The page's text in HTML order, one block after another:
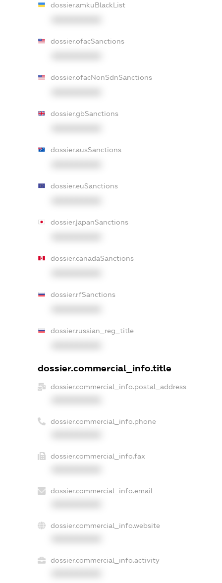
dossier.amkuBlackList
dossier.ofacSanctions
dossier.ofacNonSdnSanctions
dossier.gbSanctions
dossier.ausSanctions
dossier.euSanctions
dossier.japanSanctions
dossier.canadaSanctions
dossier.rfSanctions
dossier.russian_reg_title
dossier.commercial_info.title
dossier.commercial_info.postal_address
dossier.commercial_info.phone
dossier.commercial_info.fax
dossier.commercial_info.email
dossier.commercial_info.website
dossier.commercial_info.activity